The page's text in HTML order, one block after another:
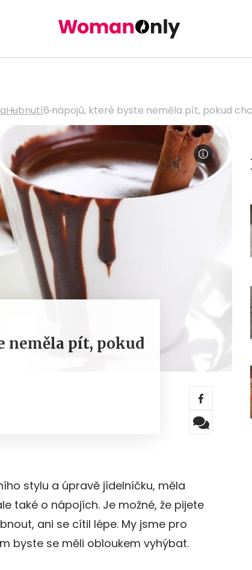
Hubnutí6 nápojů, které byste neměla pít, pokud
neměla pít, pokud
stylu a úpravě jídelníčku, měla
také o nápojích. Je možné, že pijete
ani se cítil lépe. My jsme pro
byste se měli obloukem vyhýbat.